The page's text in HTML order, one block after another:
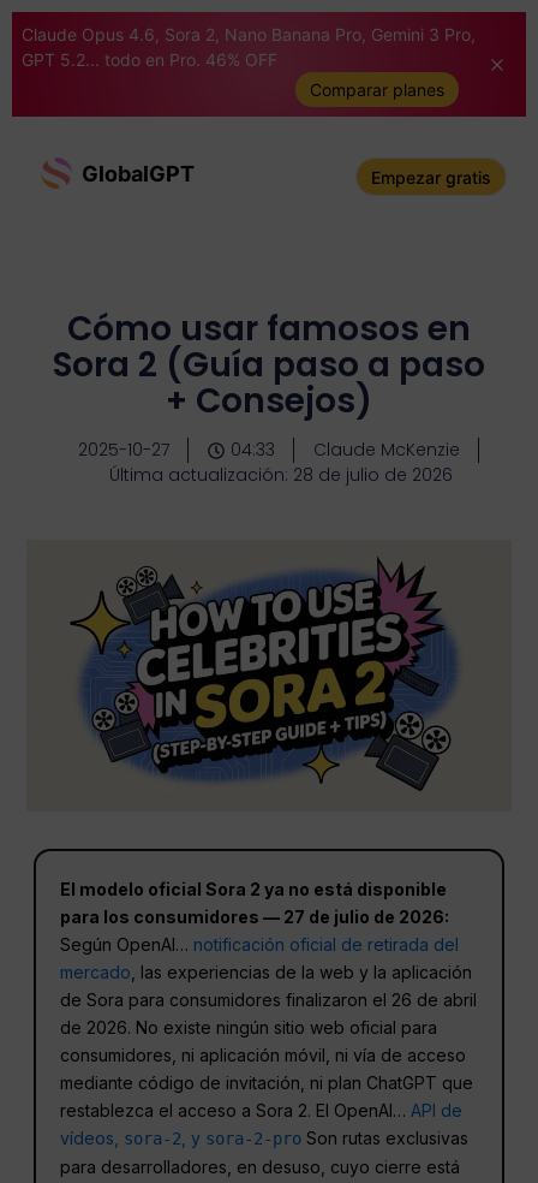
Claude Opus 4.6, Sora 2, Nano Banana Pro, Gemini 3 Pro,
GPT 5.2... todo en Pro. 46% OFF
Comparar planes
GlobalGPT Empezar gratis
Cómo usar famosos en
Sora 2 (Guía paso a paso
+ Consejos)
2025-10-27 04:33
Claude McKenzie
Última actualización: 28 de julio de 2026
El modelo oficial Sora 2 ya no está disponible
para los consumidores — 27 de julio de 2026:
Según OpenAI… notificación oficial de retirada del
mercado , las experiencias de la web y la aplicación
de Sora para consumidores finalizaron el 26 de abril
de 2026. No existe ningún sitio web oficial para
consumidores, ni aplicación móvil, ni vía de acceso
mediante código de invitación, ni plan ChatGPT que
restablezca el acceso a Sora 2. El OpenAI…API de
vídeos, sora-2 , y sora-2-pro Son rutas exclusivas
para desarrolladores, en desuso, cuyo cierre está